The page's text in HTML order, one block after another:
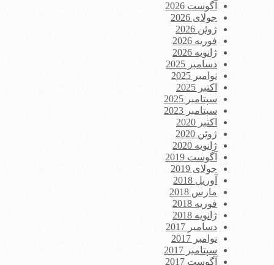
آگوست 2026
جولای 2026
ژوئن 2026
فوریه 2026
ژانویه 2026
دسامبر 2025
نوامبر 2025
اکتبر 2025
سپتامبر 2025
سپتامبر 2023
اکتبر 2020
ژوئن 2020
ژانویه 2020
آگوست 2019
جولای 2019
آوریل 2018
مارس 2018
فوریه 2018
ژانویه 2018
دسامبر 2017
نوامبر 2017
سپتامبر 2017
آگوست 2017